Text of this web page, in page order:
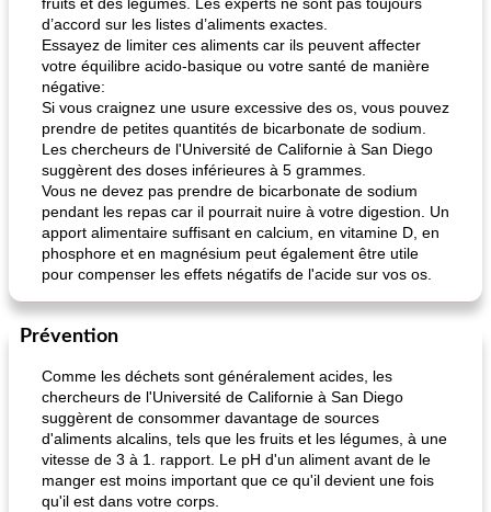
d’accord sur les listes d’aliments exactes.
Essayez de limiter ces aliments car ils peuvent affecter
votre équilibre acido-basique ou votre santé de manière
négative:
Si vous craignez une usure excessive des os, vous pouvez
prendre de petites quantités de bicarbonate de sodium.
Les chercheurs de l'Université de Californie à San Diego
suggèrent des doses inférieures à 5 grammes.
Vous ne devez pas prendre de bicarbonate de sodium
pendant les repas car il pourrait nuire à votre digestion. Un
apport alimentaire suffisant en calcium, en vitamine D, en
phosphore et en magnésium peut également être utile
pour compenser les effets négatifs de l'acide sur vos os.
Prévention
Comme les déchets sont généralement acides, les
chercheurs de l'Université de Californie à San Diego
suggèrent de consommer davantage de sources
d'aliments alcalins, tels que les fruits et les légumes, à une
vitesse de 3 à 1. rapport. Le pH d'un aliment avant de le
manger est moins important que ce qu'il devient une fois
qu'il est dans votre corps.